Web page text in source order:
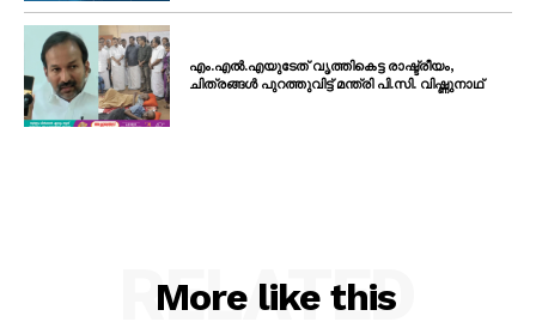
എം.എൽ.എയുടേത് വൃത്തികെട്ട രാഷ്ട്രീയം,
ചിത്രങ്ങൾ പുറത്തുവിട്ട് മന്ത്രി പി.സി. വിഷ്ണുനാഥ്
More like this
RELATED